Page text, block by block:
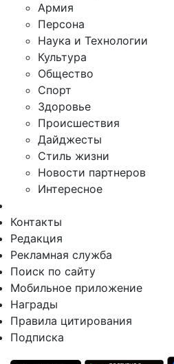
Армия
Персона
Наука и Технологии
Культура
Общество
Спорт
Здоровье
Происшествия
Дайджесты
Стиль жизни
Новости партнеров
Интересное
Контакты
Редакция
Рекламная служба
Поиск по сайту
Мобильное приложение
Награды
Правила цитирования
Подписка